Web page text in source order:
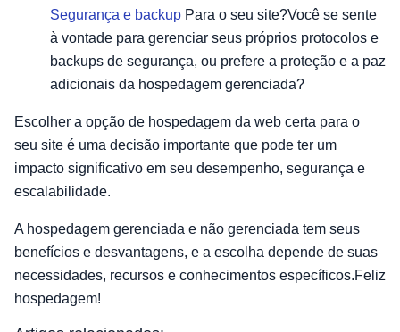
Segurança e backup Para o seu site?Você se sente
à vontade para gerenciar seus próprios protocolos e
backups de segurança, ou prefere a proteção e a paz
adicionais da hospedagem gerenciada?
Escolher a opção de hospedagem da web certa para o
seu site é uma decisão importante que pode ter um
impacto significativo em seu desempenho, segurança e
escalabilidade.
A hospedagem gerenciada e não gerenciada tem seus
benefícios e desvantagens, e a escolha depende de suas
necessidades, recursos e conhecimentos específicos.Feliz
hospedagem!